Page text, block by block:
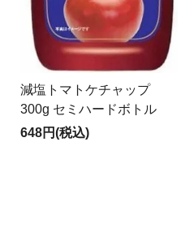
減塩トマトケチャップ
300g セミハードボトル
648円(税込)